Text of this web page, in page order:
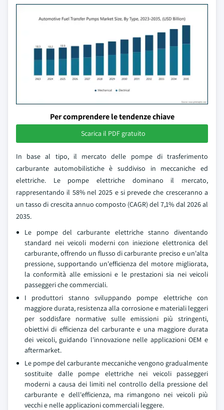
Per comprendere le tendenze chiave
Scarica il PDF gratuito
In base al tipo, il mercato delle pompe di trasferimento
carburante automobilistiche è suddiviso in meccaniche ed
elettriche. Le pompe elettriche dominano il mercato,
rappresentando il 58% nel 2025 e si prevede che cresceranno a
un tasso di crescita annuo composto (CAGR) del 7,1% dal 2026 al
2035.
Le pompe del carburante elettriche stanno diventando
standard nei veicoli moderni con iniezione elettronica del
carburante, offrendo un flusso di carburante preciso e un'alta
pressione, supportando un'efficienza del motore migliorata,
la conformità alle emissioni e le prestazioni sia nei veicoli
passeggeri che commerciali.
I produttori stanno sviluppando pompe elettriche con
maggiore durata, resistenza alla corrosione e materiali leggeri
per soddisfare normative sulle emissioni più stringenti,
obiettivi di efficienza del carburante e una maggiore durata
dei veicoli, guidando l'innovazione nelle applicazioni OEM e
aftermarket.
Le pompe del carburante meccaniche vengono gradualmente
sostituite dalle pompe elettriche nei veicoli passeggeri
moderni a causa dei limiti nel controllo della pressione del
carburante e dell'efficienza, ma rimangono nei veicoli più
vecchi e nelle applicazioni commerciali leggere.